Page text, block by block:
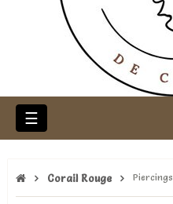
Basculer
la
☰
Corail Rouge Piercings